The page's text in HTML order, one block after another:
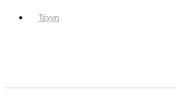
Τέχνη